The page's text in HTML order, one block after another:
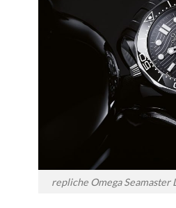
repliche Omega